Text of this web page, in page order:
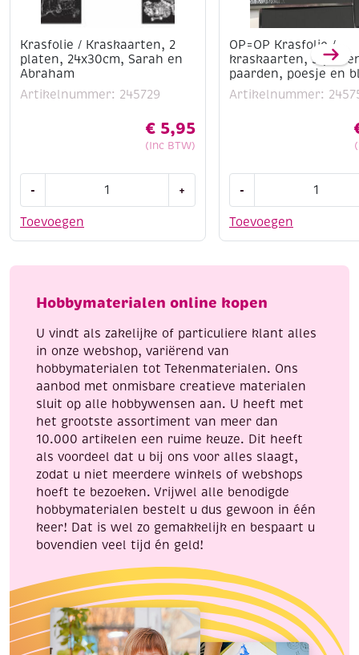
Krasfolie / Kraskaarten, 2
platen, 24x30cm, Sarah en
Abraham
Artikelnummer: 245729
€ 5,95
(Inc BTW)
Toevoegen
-
Kraskaarten,
24x30cm,
aantal
+
OP=OP Krasfolie /
kraskaarten, 3
paarden, poesje en
Artikelnummer:
Toevoegen
-
/
platen,
poesje
blanco
Hobbymaterialen online kopen
U vindt als zakelijke of particuliere klant alles
in onze webshop, variërend van
hobbymaterialen tot Tekenmaterialen. Ons
aanbod met onmisbare creatieve materialen
sluit op alle hobbywensen aan. U heeft met
het grootste assortiment van meer dan
10.000 artikelen een ruime keuze. Dit heeft
als voordeel dat u bij ons voor alles slaagt,
zodat u niet meerdere winkels of webshops
hoeft te bezoeken. Vrijwel alle benodigde
hobbymaterialen bestelt u dus gewoon in één
keer! Dat is wel zo gemakkelijk en bespaart u
bovendien veel tijd én geld!